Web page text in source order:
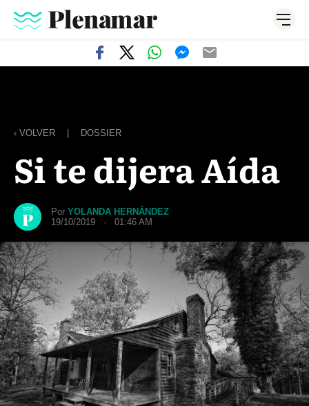
‹ VOLVER DOSSIER
Si te dijera Aída
Por YOLANDA HERNÁNDEZ
19/10/2019 · 01:46 AM